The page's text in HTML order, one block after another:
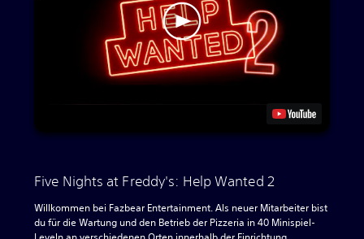
Five Nights at Freddy's: Help Wanted 2
Willkommen bei Fazbear Entertainment. Als neuer Mitarbeiter bist
du für die Wartung und den Betrieb der Pizzeria in 40 Minispiel-